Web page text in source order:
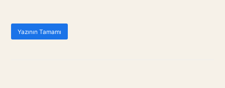
Yazının Tamamı